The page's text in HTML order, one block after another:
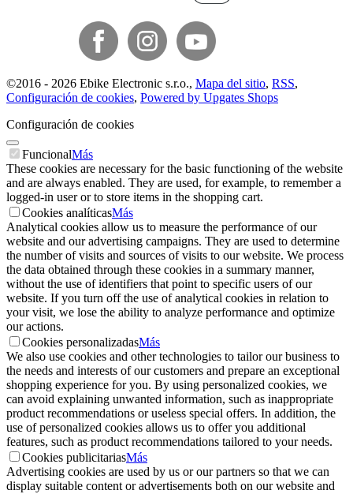
©2016 - 2026 Ebike Electronic s.r.o., Mapa del sitio, RSS,
Configuración de cookies, Powered by Upgates Shops
Configuración de cookies
FuncionalMás
These cookies are necessary for the basic functioning of the website
and are always enabled. They are used, for example, to remember a
logged-in user or to store items in the shopping cart.
Cookies analíticasMás
Analytical cookies allow us to measure the performance of our
website and our advertising campaigns. They are used to determine
the number of visits and sources of visits to our website. We process
the data obtained through these cookies in a summary manner,
without the use of identifiers that point to specific users of our
website. If you turn off the use of analytical cookies in relation to
your visit, we lose the ability to analyze performance and optimize
our actions.
Cookies personalizadasMás
We also use cookies and other technologies to tailor our business to
the needs and interests of our customers and prepare an exceptional
shopping experience for you. By using personalized cookies, we
can avoid explaining unwanted information, such as inappropriate
product recommendations or useless special offers. In addition, the
use of personalized cookies allows us to offer you additional
features, such as product recommendations tailored to your needs.
Cookies publicitariasMás
Advertising cookies are used by us or our partners so that we can
display suitable content or advertisements both on our website and